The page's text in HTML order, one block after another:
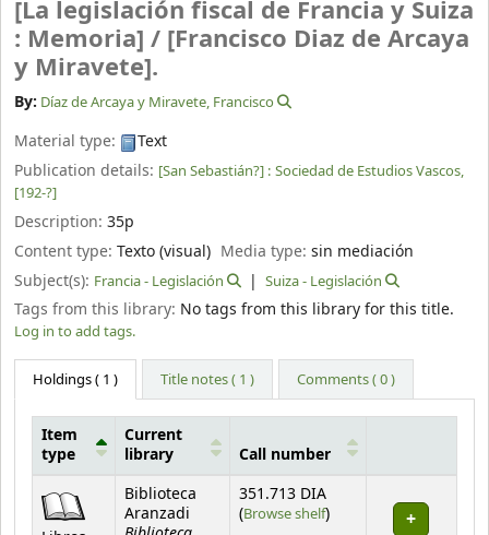
[La legislación fiscal de Francia y Suiza
: Memoria] / [Francisco Diaz de Arcaya
y Miravete].
By: Díaz de Arcaya y Miravete, Francisco
Material type:
Text
Publication details: [San Sebastián?] : Sociedad de Estudios Vascos,
[192-?]
Description: 35p
Content type: Texto (visual) Media type:sin mediación
Subject(s): Francia - Legislación Suiza - Legislación
Tags from this library: No tags from this library for this title.
Log in to add tags.
Holdings( 1 ) Title notes ( 1 ) Comments ( 0 )
Item
type
Current
library
Call number
Biblioteca
Aranzadi
351.713 DIA
(Browse shelf(Opens below)
)